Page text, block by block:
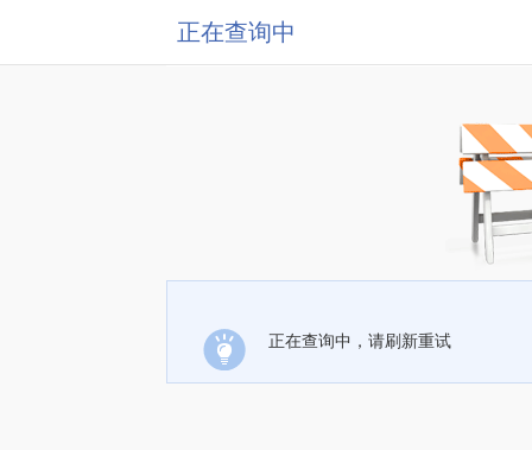
正在查询中
正在查询中，请刷新重试